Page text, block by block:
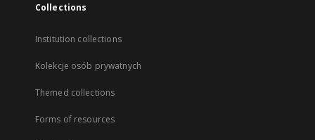
Collections
Institution collections
Kolekcje osób prywatnych
Themed collections
Forms of resources